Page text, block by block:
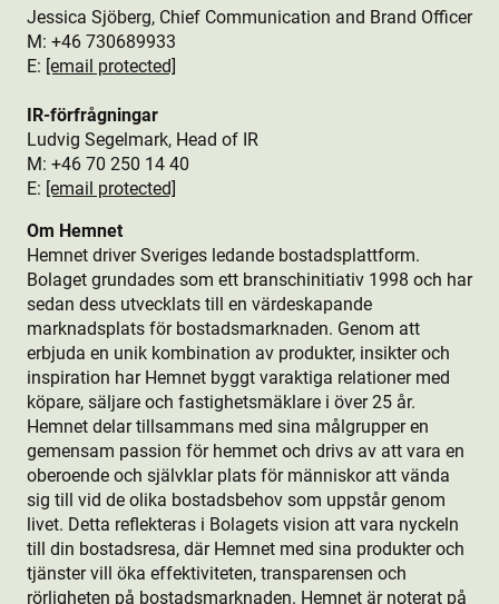
Jessica Sjöberg, Chief Communication and Brand Officer
M: +46 730689933
E: [email protected]
IR-förfrågningar
Ludvig Segelmark, Head of IR
M: +46 70 250 14 40
E: [email protected]
Om Hemnet
Hemnet driver Sveriges ledande bostads­plattform.
Bolaget grundades som ett branschinitiativ 1998 och har
sedan dess utvecklats till en värdeskapande
marknadsplats för bostads­marknaden. Genom att
erbjuda en unik kombination av produkt­er, insikter och
inspiration har Hemnet byggt varaktiga relationer med
köpare, säljare och fastighetsmäklare i över 25 år.
Hemnet delar tillsammans med sina målgrupper en
gemensam passion för hemmet och drivs av att vara en
oberoende och självklar plats för människor att vända
sig till vid de olika bostads­behov som uppstår genom
livet. Detta reflekteras i Bolagets vision att vara nyckeln
till din bostads­resa, där Hemnet med sina produkt­er och
tjänster vill öka effektiviteten, transparensen och
rörligheten på bostads­marknaden. Hemnet är noterat på